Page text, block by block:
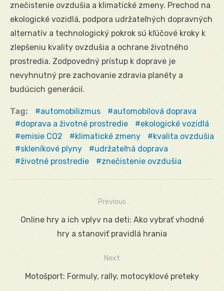
znečistenie ovzdušia a klimatické zmeny. Prechod na
ekologické vozidlá, podpora udržateľných dopravných
alternatív a technologický pokrok sú kľúčové kroky k
zlepšeniu kvality ovzdušia a ochrane životného
prostredia. Zodpovedný prístup k doprave je
nevyhnutný pre zachovanie zdravia planéty a
budúcich generácií.
Tag: automobilizmus
automobilová doprava
doprava a životné prostredie
ekologické vozidlá
emisie CO2
klimatické zmeny
kvalita ovzdušia
skleníkové plyny
udržateľná doprava
životné prostredie
znečistenie ovzdušia
Navigácia
Previous
Previous
Online hry a ich vplyv na deti: Ako vybrať vhodné
hry a stanoviť pravidlá hrania
Next
Next
Motošport: Formuly, rally, motocyklové preteky